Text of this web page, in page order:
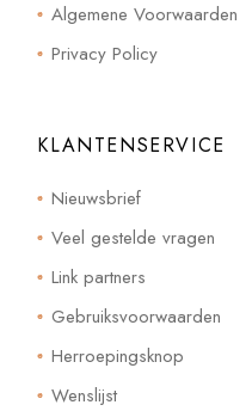
Algemene Voorwaarden
Privacy Policy
KLANTENSERVICE
Nieuwsbrief
Veel gestelde vragen
Link partners
Gebruiksvoorwaarden
Herroepingsknop
Wenslijst